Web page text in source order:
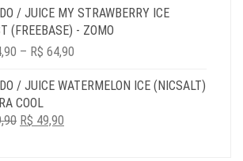
R$ 34,90
THROUGH
/ JUICE MY STRAWBERRY ICE
(FREEBASE) - ZOMO
– R$ 64,90
R$ 34,90
/ JUICE WATERMELON ICE (NICSALT)
COOL
OR$ 49,90